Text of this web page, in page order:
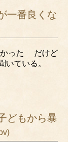
一番良くな
かった だけど
いている。
どもから暴